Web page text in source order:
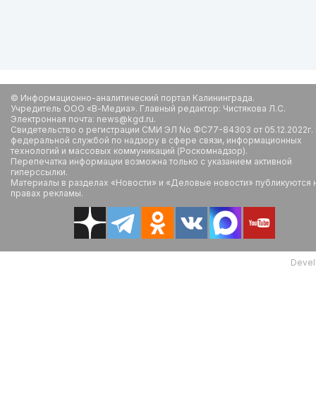
© Информационно-аналитический портал Калининграда.
Учредитель ООО «В-Медиа». Главный редактор: Чистякова Л.С.
Электронная почта: news@kgd.ru.
Свидетельство о регистрации СМИ ЭЛ No ФС77-84303 от
федеральной службой по надзору в сфере связи, информационных
технологий и массовых коммуникаций (Роскомнадзор).
Перепечатка информации возможна только с указанием активной
гиперссылки.
Материалы в разделах «Новости» и «Деловые новости» публикуются
правах рекламы.